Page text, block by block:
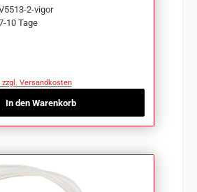
2-vigor
10 Tage
Versandkosten
In den Warenkorb